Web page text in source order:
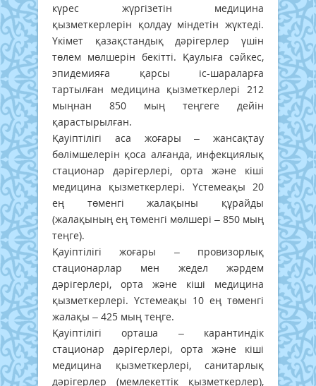
күрес жүргізетін медицина
қызметкерлерін қолдау міндетін жүктеді.
Үкімет қазақстандық дәрігерлер үшін
төлем мөлшерін бекітті. Қаулыға сәйкес,
эпидемияға қарсы іс-шараларға
тартылған медицина қызметкерлері 212
мыңнан 850 мың теңгеге дейін
қарастырылған.
Қауіптілігі аса жоғары – жансақтау
бөлімшелерін қоса алғанда, инфекциялық
стационар дәрігерлері, орта және кіші
медицина қызметкерлері. Үстемеақы 20
ең төменгі жалақыны құрайды
(жалақының ең төменгi мөлшерi – 850 мың
теңге).
Қауіптілігі жоғары – провизорлық
стационарлар мен жедел жәрдем
дәрігерлері, орта және кіші медицина
қызметкерлері. Үстемеақы 10 ең төменгі
жалақы – 425 мың теңге.
Қауіптілігі орташа – карантиндік
стационар дәрігерлері, орта және кіші
медицина қызметкерлері, санитарлық
дәрігерлер (мемлекеттік қызметкерлер),